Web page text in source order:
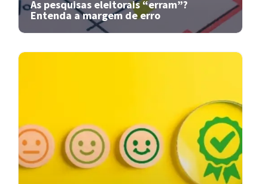
As pesquisas eleitorais “erram”?
Entenda a margem de erro